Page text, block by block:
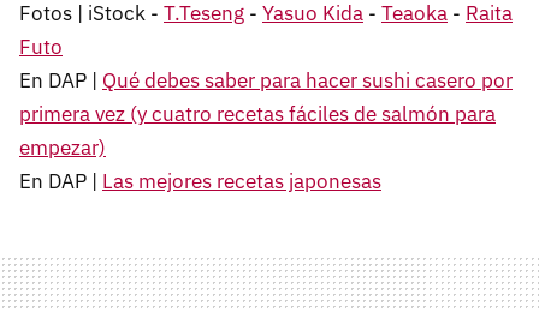
Fotos | iStock - T.Teseng - Yasuo Kida - Teaoka - Raita
Futo
En DAP | Qué debes saber para hacer sushi casero por
primera vez (y cuatro recetas fáciles de salmón para
empezar)
En DAP | Las mejores recetas japonesas